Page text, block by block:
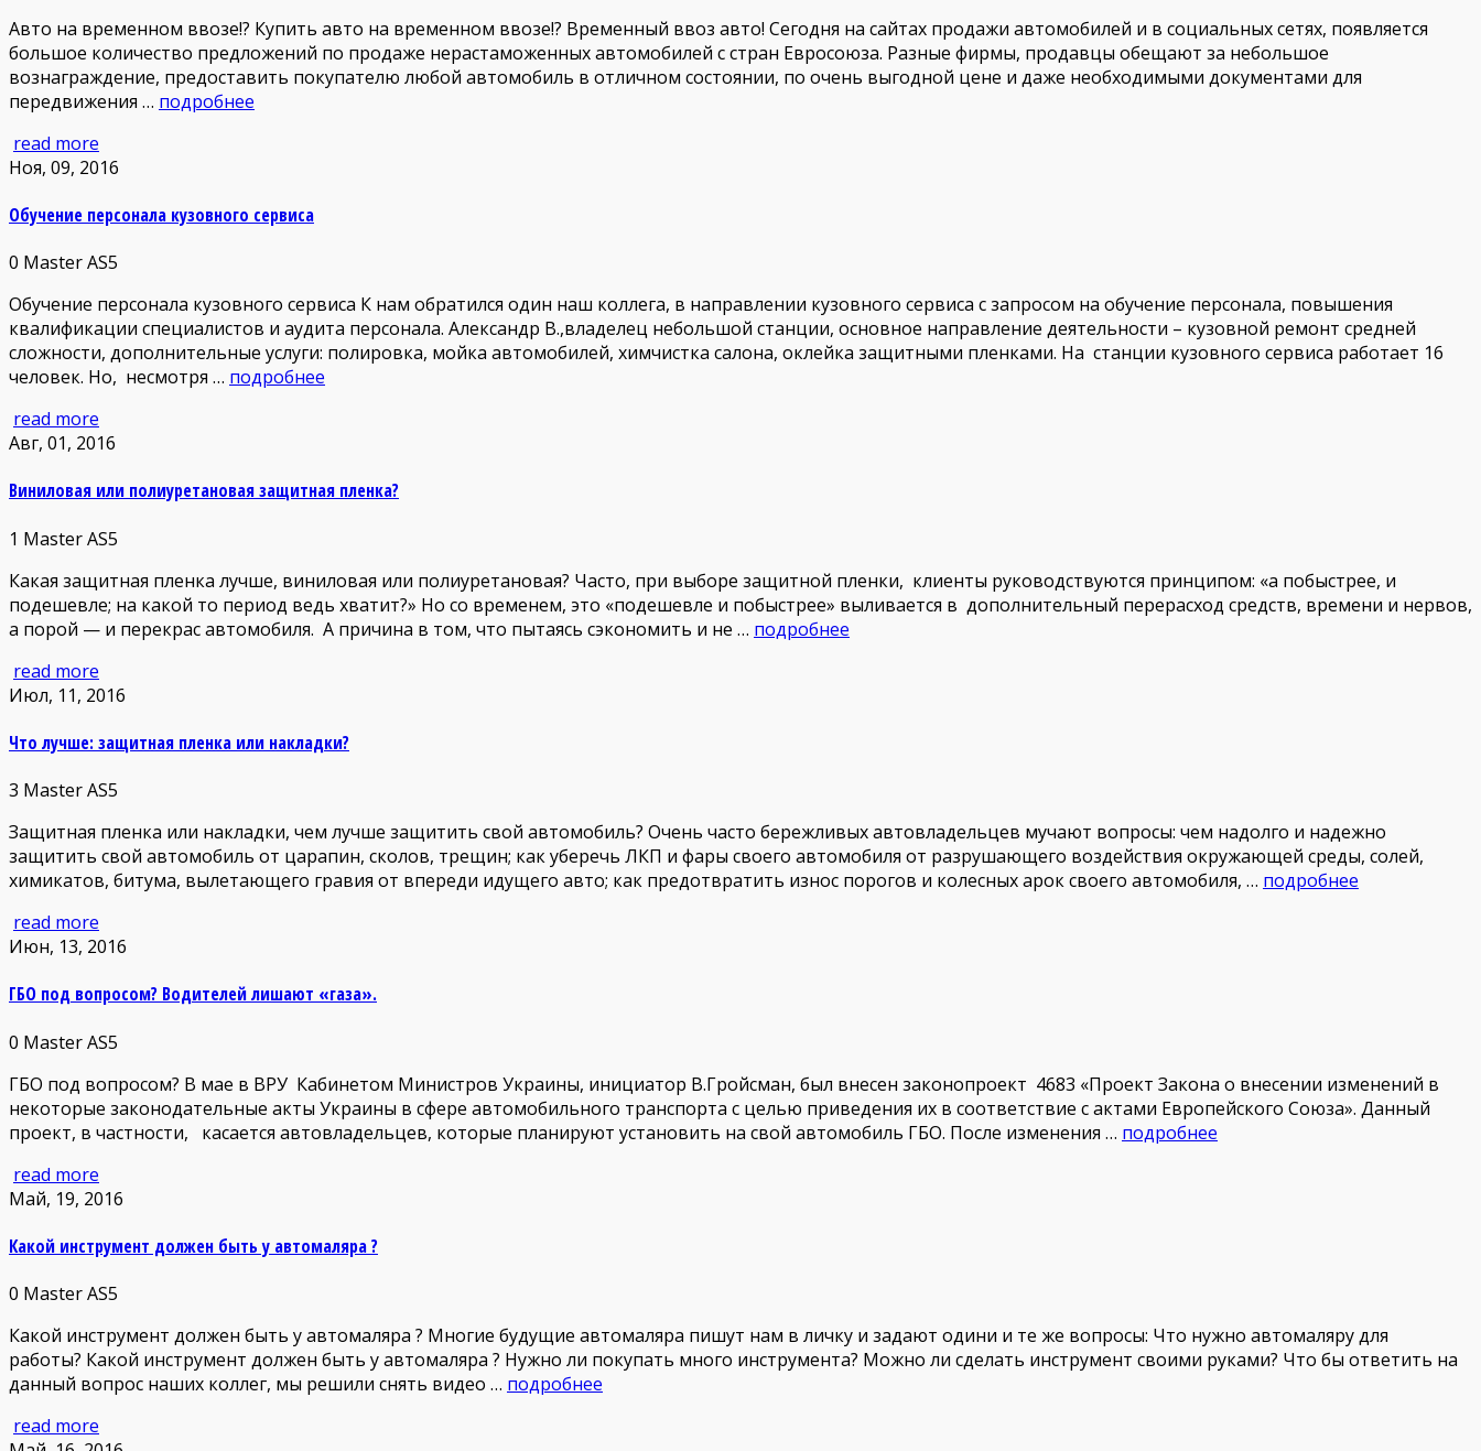
Авто на временном ввозе!? Купить авто на временном ввозе!? Временный ввоз авто! Сегодня на сайтах продажи автомобилей и в социальных сетях, появляется
большое количество предложений по продаже нерастаможенных автомобилей с стран Евросоюза. Разные фирмы, продавцы обещают за небольшое
вознаграждение, предоставить покупателю любой автомобиль в отличном состоянии, по очень выгодной цене и даже необходимыми документами для
передвижения … подробнее
read more
Ноя, 09, 2016
Обучение персонала кузовного сервиса
0 Master AS5
Обучение персонала кузовного сервиса К нам обратился один наш коллега, в направлении кузовного сервиса с запросом на обучение персонала, повышения
квалификации специалистов и аудита персонала. Александр В.,владелец небольшой станции, основное направление деятельности – кузовной ремонт средней
сложности, дополнительные услуги: полировка, мойка автомобилей, химчистка салона, оклейка защитными пленками. На станции кузовного сервиса работает 16
человек. Но, несмотря … подробнее
read more
Авг, 01, 2016
Виниловая или полиуретановая защитная пленка?
1 Master AS5
Какая защитная пленка лучше, виниловая или полиуретановая? Часто, при выборе защитной пленки, клиенты руководствуются принципом: «а побыстрее, и
подешевле; на какой то период ведь хватит?» Но со временем, это «подешевле и побыстрее» выливается в дополнительный перерасход средств, времени и нервов,
а порой — и перекрас автомобиля. А причина в том, что пытаясь сэкономить и не … подробнее
read more
Июл, 11, 2016
Что лучше: защитная пленка или накладки?
3 Master AS5
Защитная пленка или накладки, чем лучше защитить свой автомобиль? Очень часто бережливых автовладельцев мучают вопросы: чем надолго и надежно
защитить свой автомобиль от царапин, сколов, трещин; как уберечь ЛКП и фары своего автомобиля от разрушающего воздействия окружающей среды, солей,
химикатов, битума, вылетающего гравия от впереди идущего авто; как предотвратить износ порогов и колесных арок своего автомобиля, … подробнее
read more
Июн, 13, 2016
ГБО под вопросом? Водителей лишают «газа».
0 Master AS5
ГБО под вопросом? В мае в ВРУ Кабинетом Министров Украины, инициатор В.Гройсман, был внесен законопроект 4683 «Проект Закона о внесении изменений в
некоторые законодательные акты Украины в сфере автомобильного транспорта с целью приведения их в соответствие с актами Европейского Союза». Данный
проект, в частности, касается автовладельцев, которые планируют установить на свой автомобиль ГБО. После изменения … подробнее
read more
Май, 19, 2016
Какой инструмент должен быть у автомаляра ?
0 Master AS5
Какой инструмент должен быть у автомаляра ? Многие будущие автомаляра пишут нам в личку и задают одини и те же вопросы: Что нужно автомаляру для
работы? Какой инструмент должен быть у автомаляра ? Нужно ли покупать много инструмента? Можно ли сделать инструмент своими руками? Что бы ответить на
данный вопрос наших коллег, мы решили снять видео … подробнее
read more